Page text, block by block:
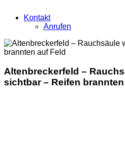
Kontakt
Anrufen
Altenbreckerfeld –
sichtbar – Reifen